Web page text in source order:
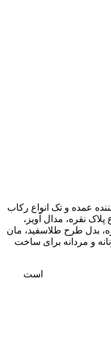
عمده و تک انواع رکاب
پلاک نقره، مدال آویز،
بدل طرح طلاسفید، مان
و مردانه برای ساخت
است